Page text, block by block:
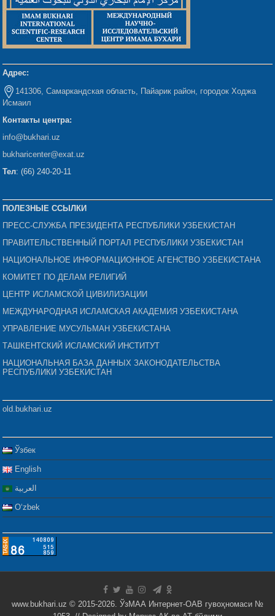
Адрес:
141306, Самаркандская область, Пайарик район, городок Ходжа
Исмаил
Контакты центра:
info@bukhari.uz
bukharicenter@exat.uz
Тел: (66) 240-20-11
ПОЛЕЗНЫЕ ССЫЛКИ
ПРЕСС-СЛУЖБА ПРЕЗИДЕНТА РЕСПУБЛИКИ УЗБЕКИСТАН
ПРАВИТЕЛЬСТВЕННЫЙ ПОРТАЛ РЕСПУБЛИКИ УЗБЕКИСТАН
НАЦИОНАЛЬНОЕ ИНФОРМАЦИОННОЕ АГЕНСТВО УЗБЕКИСТАНА
КОМИТЕТ ПО ДЕЛАМ РЕЛИГИЙ
ЦЕНТР ИСЛАМСКОЙ ЦИВИЛИЗАЦИИ
МЕЖДУНАРОДНАЯ ИСЛАМСКАЯ АКАДЕМИЯ УЗБЕКИСТАНА
УПРАВЛЕНИЕ МУСУЛЬМАН УЗБЕКИСТАНА
ТАШКЕНТСКИЙ ИСЛАМСКИЙ ИНСТИТУТ
НАЦИОНАЛЬНАЯ БАЗА ДАННЫХ ЗАКОНОДАТЕЛЬСТВА
РЕСПУБЛИКИ УЗБЕКИСТАН
old.bukhari.uz
Ўзбек
English
العربية
Oʻzbek
www.bukhari.uz © 2015-2026. ЎзМАА Интернет-ОАВ гувоҳномаси №